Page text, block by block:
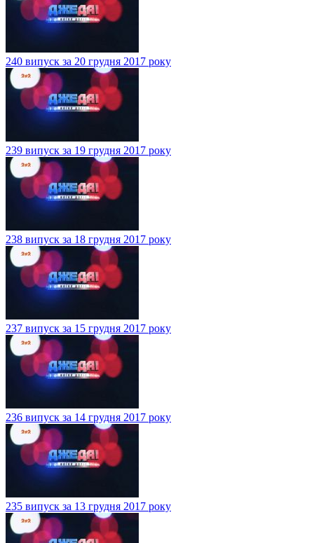
240 випуск за 20 грудня 2017 року
239 випуск за 19 грудня 2017 року
238 випуск за 18 грудня 2017 року
237 випуск за 15 грудня 2017 року
236 випуск за 14 грудня 2017 року
235 випуск за 13 грудня 2017 року